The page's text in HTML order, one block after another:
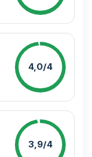
4,0/4
3,9/4